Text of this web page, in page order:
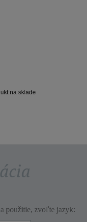
na sklade
použitie, zvoľte jazyk: